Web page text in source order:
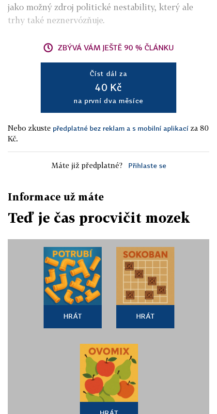
jako možný zdroj politické nestability, který ale
trhy také neznervózňuje.
ZBÝVÁ VÁM JEŠTĚ 90 % ČLÁNKU
Číst dál za
40 Kč
na první dva měsíce
Nebo zkuste předplatné bez reklam a s mobilní aplikací za 80
Kč.
Máte již předplatné? Přihlaste se
Informace už máte
Teď je čas procvičit mozek
HRÁT HRÁT